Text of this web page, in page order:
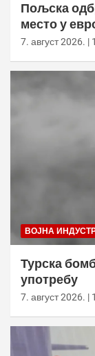
Пољска
место у
7. август 2026. |
ВОЈНА
Турска
употребу
7. август 2026. |